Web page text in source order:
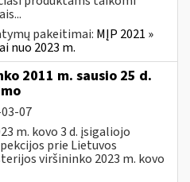
pakeitimai: MĮP 2021 »
nuo 2023 m.
2011 m. sausio 25 d.
07
m. kovo 3 d. įsigaliojo
prie Lietuvos
viršininko 2023 m. kovo